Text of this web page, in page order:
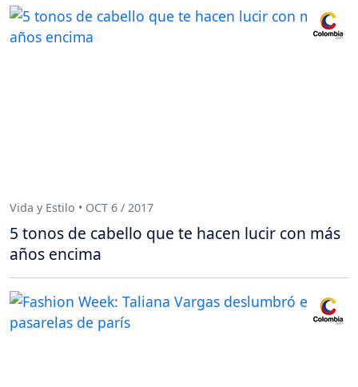
Vida y Estilo • OCT 6 / 2017
5 tonos de cabello que te hacen lucir con más
años encima